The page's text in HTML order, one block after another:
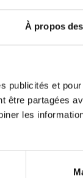
À propos
publicités et
être partagées
les
ventilation
également